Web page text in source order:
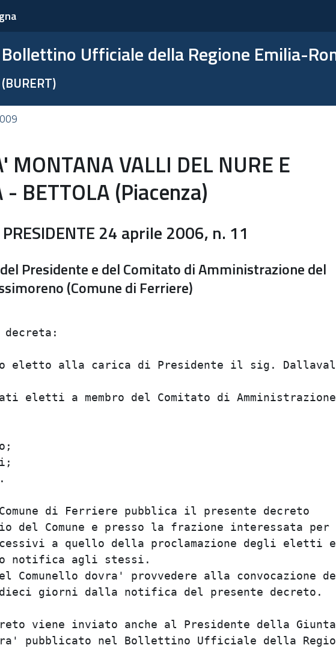
Bollettino Ufficiale della Regione Emilia-
(BURERT)
MONTANA VALLI DEL NURE E
- BETTOLA (Piacenza)
PRESIDENTE 24 aprile 2006, n. 11
Presidente e del Comitato di Amministrazione del
(Comune di Ferriere)
eletto alla carica di Presidente il sig.
eletti a membro del Comitato di
di Ferriere pubblica il presente decreto
del Comune e presso la frazione interessata
a quello della proclamazione degli eletti
notifica agli stessi.
Comunello dovra' provvedere alla convocazione
dieci giorni dalla notifica del presente decreto.
viene inviato anche al Presidente della Giunta
pubblicato nel Bollettino Ufficiale della